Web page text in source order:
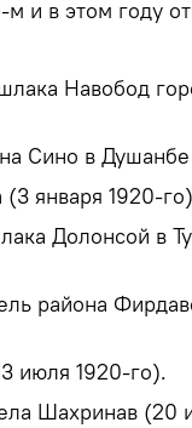
и в этом году
Навобод
Сино в Душанбе
января 1920-
Долонсой в
района
июля 1920-го).
Шахринав (20